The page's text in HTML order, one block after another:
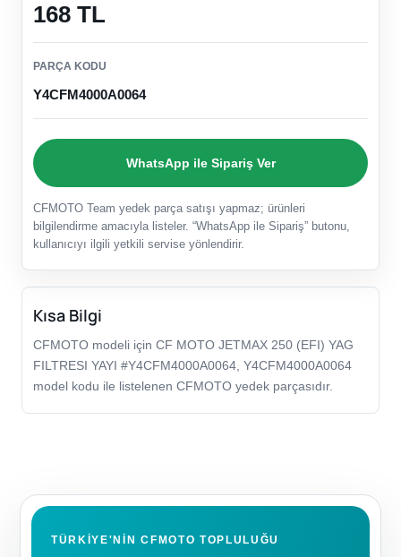
168 TL
PARÇA KODU
Y4CFM4000A0064
WhatsApp ile Sipariş Ver
CFMOTO Team yedek parça satışı yapmaz; ürünleri
bilgilendirme amacıyla listeler. “WhatsApp ile Sipariş” butonu,
kullanıcıyı ilgili yetkili servise yönlendirir.
Kısa Bilgi
CFMOTO modeli için CF MOTO JETMAX 250 (EFI) YAG
FILTRESI YAYI #Y4CFM4000A0064, Y4CFM4000A0064
model kodu ile listelenen CFMOTO yedek parçasıdır.
TÜRKIYE'NIN CFMOTO TOPLULUĞU